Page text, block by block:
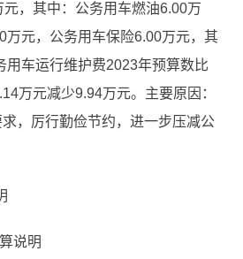
，其中：公务用车燃油6.00万
万元，公务用车保险6.00万元，其
用车运行维护费2023年预算数比
万元减少9.94万元。主要原因：
求，厉行勤俭节约，进一步压减公
说明